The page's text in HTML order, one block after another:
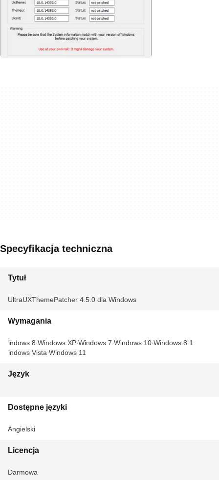
Specyfikacja techniczna
Tytuł
UltraUXThemePatcher 4.5.0 dla Windows
Wymagania
Windows 8 Windows XP Windows 7 Windows 10 Windows 8.1
Windows Vista Windows 11
Język
Dostępne języki
Angielski
Licencja
Darmowa